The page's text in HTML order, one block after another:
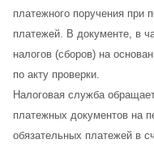
платежного поручения при
платежей. В документе, в
налогов (сборов) на
по акту проверки.
Налоговая служба
платежных документов на
обязательных платежей в